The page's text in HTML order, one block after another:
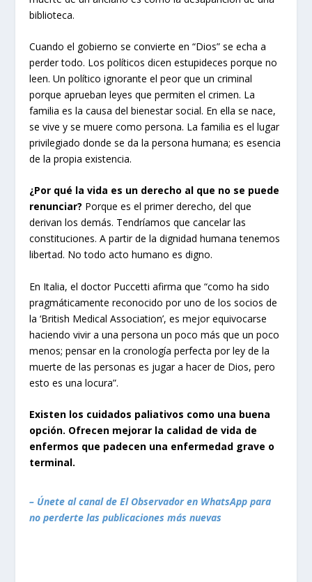
biblioteca.
Cuando el gobierno se convierte en “Dios” se echa a
perder todo. Los políticos dicen estupideces porque no
leen. Un político ignorante el peor que un criminal
porque aprueban leyes que permiten el crimen. La
familia es la causa del bienestar social. En ella se nace,
se vive y se muere como persona. La familia es el lugar
privilegiado donde se da la persona humana; es esencia
de la propia existencia.
¿Por qué la vida es un derecho al que no se puede
renunciar? Porque es el primer derecho, del que
derivan los demás. Tendríamos que cancelar las
constituciones. A partir de la dignidad humana tenemos
libertad. No todo acto humano es digno.
En Italia, el doctor Puccetti afirma que “como ha sido
pragmáticamente reconocido por uno de los socios de
la ‘British Medical Association’, es mejor equivocarse
haciendo vivir a una persona un poco más que un poco
menos; pensar en la cronología perfecta por ley de la
muerte de las personas es jugar a hacer de Dios, pero
esto es una locura”.
Existen los cuidados paliativos como una buena
opción. Ofrecen mejorar la calidad de vida de
enfermos que padecen una enfermedad grave o
terminal.
– Únete al canal de El Observador en WhatsApp para
no perderte las publicaciones más nuevas